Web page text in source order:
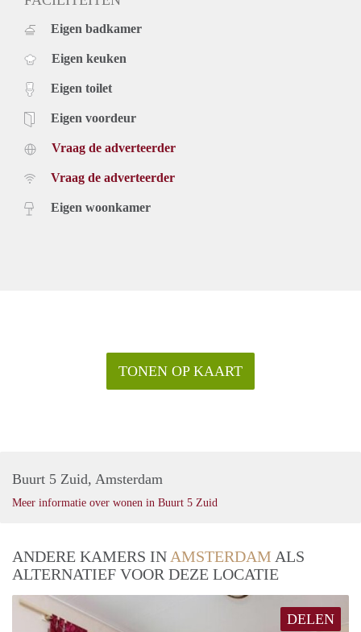
Eigen badkamer
Eigen keuken
Eigen toilet
Eigen voordeur
Vraag de adverteerder
Vraag de adverteerder
Eigen woonkamer
TONEN OP KAART
Buurt 5 Zuid, Amsterdam
Meer informatie over wonen in Buurt 5 Zuid
ANDERE KAMERS IN AMSTERDAM ALS
ALTERNATIEF VOOR DEZE LOCATIE
DELEN